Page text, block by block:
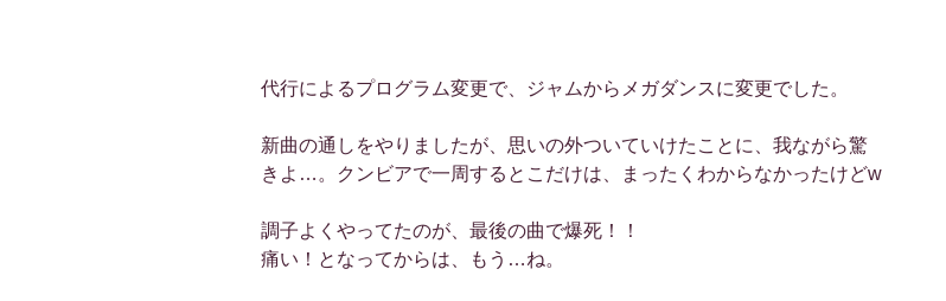
代行によるプログラム変更で、ジャムからメガダンスに変更でした。
新曲の通しをやりましたが、思いの外ついていけたことに、我ながら驚
きよ…。クンビアで一周するとこだけは、まったくわからなかったけどw
調子よくやってたのが、最後の曲で爆死！！
痛い！となってからは、もう…ね。